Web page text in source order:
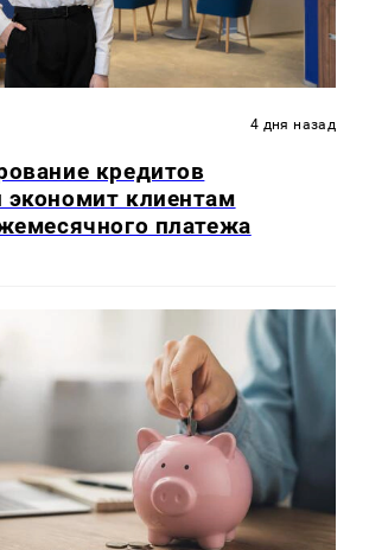
4 дня назад
кредитов
клиентам
платежа